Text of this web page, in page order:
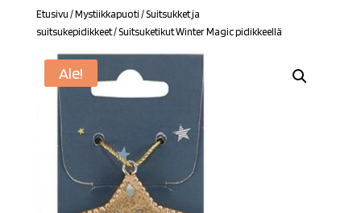
Etusivu /Mystiikkapuoti /Suitsukket ja
suitsukepidikkeet/ Suitsuketikut Winter Magic pidikkeellä
Ale!